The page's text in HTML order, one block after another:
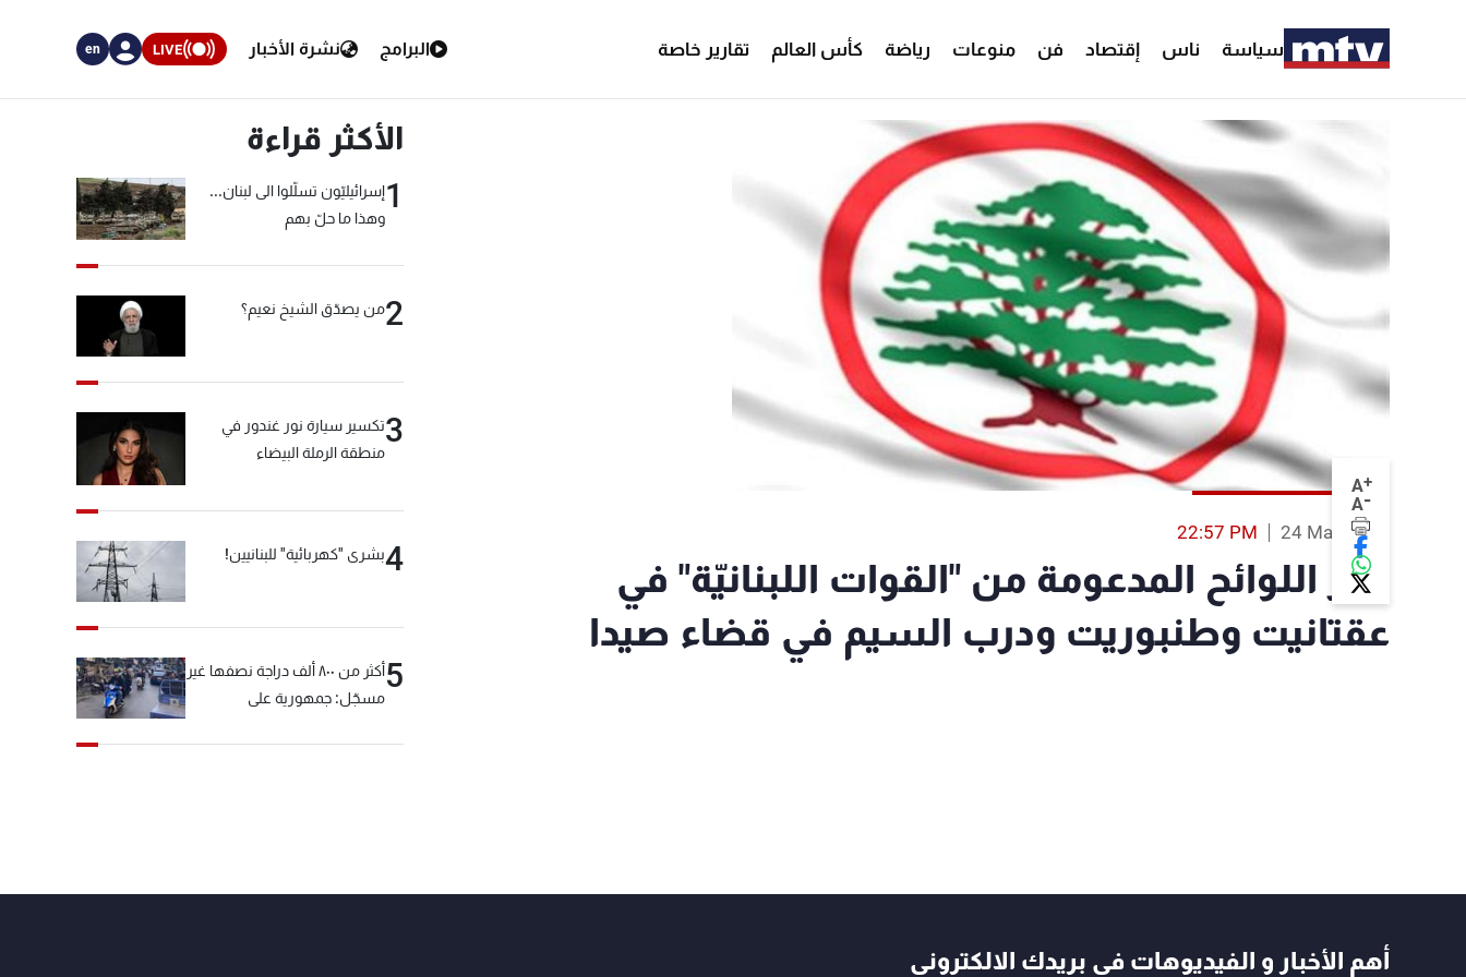
سياسة ناس إقتصاد فن منوعات رياضة كأس العالم تقارير خاصة البرامج نشرة الأخبار LIVE
en
A+
A-
24 May 2025
22:57 PM
فوز اللوائح المدعومة من "القوات اللبنانيّة" في
عقتانيت وطنبوريت ودرب السيم في قضاء صيدا
الأكثر قراءة
1إسرائيليّون تسلّلوا الى لبنان...
وهذا ما حلّ بهم
2من يصدّق الشيخ نعيم؟
3تكسير سيارة نور غندور في
منطقة الرملة البيضاء
4بشرى "كهربائية" للبنانيين!
5
أكثر من ٨٠٠ ألف دراجة نصفها غير
مسجّل: جمهورية على
أهم الأخبار و الفيديوهات في بريدك الالكتروني